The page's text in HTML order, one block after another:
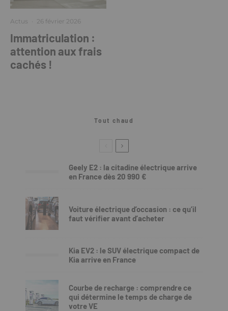
Actus · 26 février 2026
Immatriculation :
attention aux frais
cachés !
Tout chaud
Geely E2 : la citadine électrique arrive
en France dès 20 990 €
Voiture électrique d’occasion : ce qu’il
faut vérifier avant d’acheter
Kia EV2 : le SUV électrique compact de
Kia arrive en France
Courbe de recharge : comprendre ce
qui détermine le temps de charge de
votre VE